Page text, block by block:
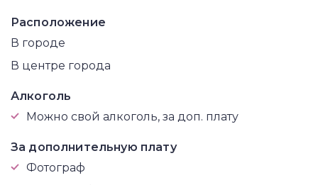
Расположение
В городе
В центре города
Алкоголь
Можно свой алкоголь, за доп. плату
За дополнительную плату
Фотограф